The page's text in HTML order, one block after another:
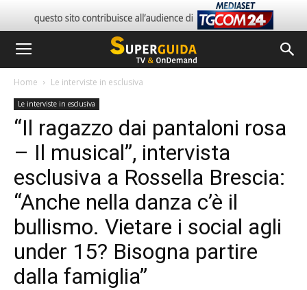
Home Le interviste in esclusiva
Le interviste in esclusiva
“Il ragazzo dai pantaloni rosa
– Il musical”, intervista
esclusiva a Rossella Brescia:
“Anche nella danza c’è il
bullismo. Vietare i social agli
under 15? Bisogna partire
dalla famiglia”